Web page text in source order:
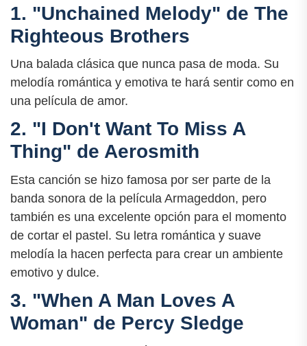
1. "Unchained Melody" de The
Righteous Brothers
Una balada clásica que nunca pasa de moda. Su
melodía romántica y emotiva te hará sentir como en
una película de amor.
2. "I Don't Want To Miss A
Thing" de Aerosmith
Esta canción se hizo famosa por ser parte de la
banda sonora de la película Armageddon, pero
también es una excelente opción para el momento
de cortar el pastel. Su letra romántica y suave
melodía la hacen perfecta para crear un ambiente
emotivo y dulce.
3. "When A Man Loves A
Woman" de Percy Sledge